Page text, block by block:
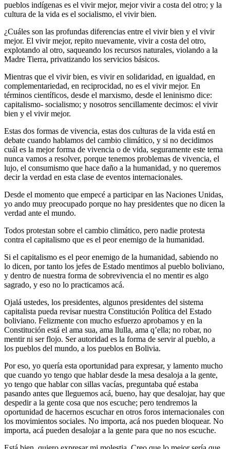
pueblos indígenas es el vivir mejor, mejor vivir a costa del otro; y la
cultura de la vida es el socialismo, el vivir bien.
¿Cuáles son las profundas diferencias entre el vivir bien y el vivir
mejor. El vivir mejor, repito nuevamente, vivir a costa del otro,
explotando al otro, saqueando los recursos naturales, violando a la
Madre Tierra, privatizando los servicios básicos.
Mientras que el vivir bien, es vivir en solidaridad, en igualdad, en
complementariedad, en reciprocidad, no es el vivir mejor. En
términos científicos, desde el marxismo, desde el leninismo dice:
capitalismo- socialismo; y nosotros sencillamente decimos: el vivir
bien y el vivir mejor.
Estas dos formas de vivencia, estas dos culturas de la vida está en
debate cuando hablamos del cambio climático, y si no decidimos
cuál es la mejor forma de vivencia o de vida, seguramente este tema
nunca vamos a resolver, porque tenemos problemas de vivencia, el
lujo, el consumismo que hace daño a la humanidad, y no queremos
decir la verdad en esta clase de eventos internacionales.
Desde el momento que empecé a participar en las Naciones Unidas,
yo ando muy preocupado porque no hay presidentes que no dicen la
verdad ante el mundo.
Todos protestan sobre el cambio climático, pero nadie protesta
contra el capitalismo que es el peor enemigo de la humanidad.
Si el capitalismo es el peor enemigo de la humanidad, sabiendo no
lo dicen, por tanto los jefes de Estado mentimos al pueblo boliviano,
y dentro de nuestra forma de sobrevivencia el no mentir es algo
sagrado, y eso no lo practicamos acá.
Ojalá ustedes, los presidentes, algunos presidentes del sistema
capitalista pueda revisar nuestra Constitución Política del Estado
boliviano. Felizmente con mucho esfuerzo aprobamos y en la
Constitución está el ama sua, ama llulla, ama q’ella; no robar, no
mentir ni ser flojo. Ser autoridad es la forma de servir al pueblo, a
los pueblos del mundo, a los pueblos en Bolivia.
Por eso, yo quería esta oportunidad para expresar, y lamento mucho
que cuando yo tengo que hablar desde la mesa desaloja a la gente,
yo tengo que hablar con sillas vacías, preguntaba qué estaba
pasando antes que lleguemos acá, bueno, hay que desalojar, hay que
despedir a la gente cosa que nos escuche; pero tendremos la
oportunidad de hacernos escuchar en otros foros internacionales con
los movimientos sociales. No importa, acá nos pueden bloquear. No
importa, acá pueden desalojar a la gente para que no nos escuche.